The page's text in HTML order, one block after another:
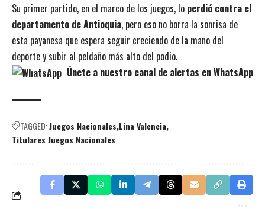
Su primer partido, en el marco de los juegos, lo perdió contra el
departamento de Antioquia, pero eso no borra la sonrisa de
esta payanesa que espera seguir creciendo de la mano del
deporte y subir al peldaño más alto del podio.
Únete a nuestro canal de alertas en WhatsApp
TAGGED:Juegos Nacionales Lina Valencia
Titulares Juegos Nacionales